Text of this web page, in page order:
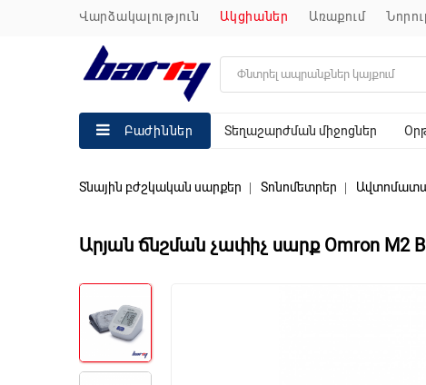
վարձակալություն ակցիաներ առաքում
Բաժիններ Տեղաշարժման միջոցներ
Տնային բժշկական սարքեր Տոնոմետրեր
Արյան ճնշման չափիչ սարք Omron M2